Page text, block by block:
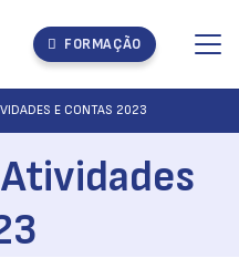
FORMAÇÃO
E CONTAS 2023